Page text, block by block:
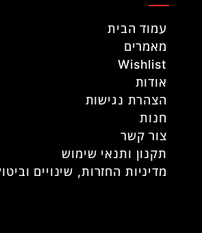
עמוד הבית
מאמרים
Wishlist
אודות
הצהרת נגישות
חנות
צור קשר
תקנון ותנאי שימוש
מדיניות החזרות, שינויים